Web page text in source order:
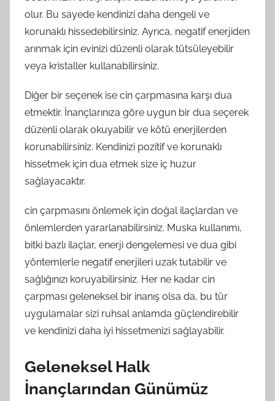
olur. Bu sayede kendinizi daha dengeli ve
korunaklı hissedebilirsiniz. Ayrıca, negatif enerjiden
arınmak için evinizi düzenli olarak tütsüleyebilir
veya kristaller kullanabilirsiniz.
Diğer bir seçenek ise cin çarpmasına karşı dua
etmektir. İnançlarınıza göre uygun bir dua seçerek
düzenli olarak okuyabilir ve kötü enerjilerden
korunabilirsiniz. Kendinizi pozitif ve korunaklı
hissetmek için dua etmek size iç huzur
sağlayacaktır.
cin çarpmasını önlemek için doğal ilaçlardan ve
önlemlerden yararlanabilirsiniz. Muska kullanımı,
bitki bazlı ilaçlar, enerji dengelemesi ve dua gibi
yöntemlerle negatif enerjileri uzak tutabilir ve
sağlığınızı koruyabilirsiniz. Her ne kadar cin
çarpması geleneksel bir inanış olsa da, bu tür
uygulamalar sizi ruhsal anlamda güçlendirebilir
ve kendinizi daha iyi hissetmenizi sağlayabilir.
Geleneksel Halk
İnançlarından Günümüz